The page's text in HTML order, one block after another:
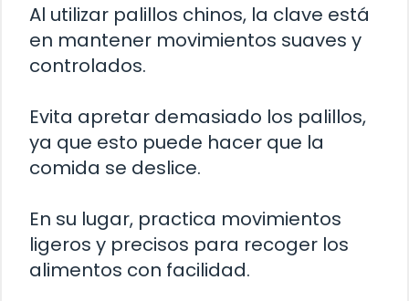
Al utilizar palillos chinos, la clave está
en mantener movimientos suaves y
controlados.
Evita apretar demasiado los palillos,
ya que esto puede hacer que la
comida se deslice.
En su lugar, practica movimientos
ligeros y precisos para recoger los
alimentos con facilidad.